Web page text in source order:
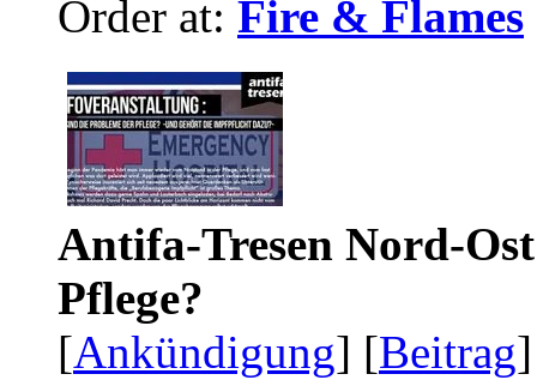
Order at: Fire & Flames
Antifa-Tresen Nord-
Pflege?
[Ankündigung] [Beitrag